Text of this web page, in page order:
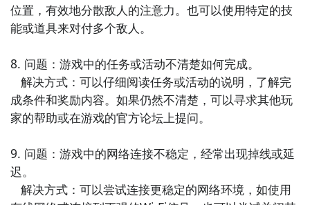
通过上面的游戏介绍和图片，可能大家对元素之手有大
致的了解了，不过这么游戏要怎么样才能抢先体验到
呢？不用担心，目前九游客户端已经开通了测试提醒
了，通过在九游APP中搜索“元素之手”，点击右边的
先的下载机会了咯！
九游APP
位置，有效地分散敌人的注意力。也可以使用特定的技
能或道具来对付多个敌人。
8. 问题：游戏中的任务或活动不清楚如何完成。
成条件和奖励内容。如果仍然不清楚，可以寻求其他玩
家的帮助或在游戏的官方论坛上提问。
9. 问题：游戏中的网络连接不稳定，经常出现掉线或延
迟。